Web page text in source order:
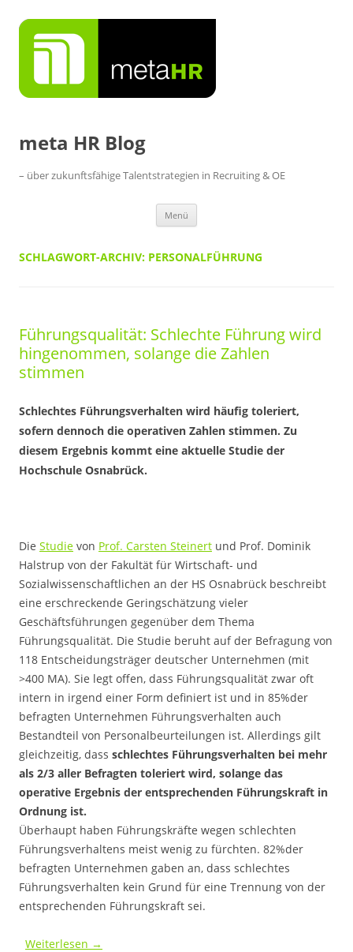
Inhalt
springen
meta HR Blog
– über zukunftsfähige Talentstrategien in Recruiting & OE
Menü
SCHLAGWORT-ARCHIV: PERSONALFÜHRUNG
Führungsqualität: Schlechte Führung wird
hingenommen, solange die Zahlen
stimmen
Schlechtes Führungsverhalten wird häufig toleriert,
sofern dennoch die operativen Zahlen stimmen. Zu
diesem Ergebnis kommt eine aktuelle Studie der
Hochschule Osnabrück.
Die Studie von Prof. Carsten Steinert und Prof. Dominik
Halstrup von der Fakultät für Wirtschaft- und
Sozialwissenschaftlichen an der HS Osnabrück beschreibt
eine erschreckende Geringschätzung vieler
Geschäftsführungen gegenüber dem Thema
Führungsqualität. Die Studie beruht auf der Befragung von
118 Entscheidungsträger deutscher Unternehmen (mit
>400 MA). Sie legt offen, dass Führungsqualität zwar oft
intern in irgend einer Form definiert ist und in 85%der
befragten Unternehmen Führungsverhalten auch
Bestandteil von Personalbeurteilungen ist. Allerdings gilt
gleichzeitig, dass schlechtes Führungsverhalten bei mehr
als 2/3 aller Befragten toleriert wird, solange das
operative Ergebnis der entsprechenden Führungskraft in
Ordnung ist.
Überhaupt haben Führungskräfte wegen schlechten
Führungsverhaltens meist wenig zu fürchten. 82%der
befragten Unternehmen gaben an, dass schlechtes
Führungsverhalten kein Grund für eine Trennung von der
entsprechenden Führungskraft sei.
Weiterlesen →